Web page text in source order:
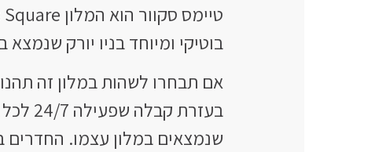
טיימס סקוור הוא המלון Pod Times Square.
בוטיקי ומיוחד בניו יורק שנמצא ברחוב 42
אם תבחרו לשהות במלון זה תהנו
בעזרת
שנמצאים במלון עצמו. החדרים